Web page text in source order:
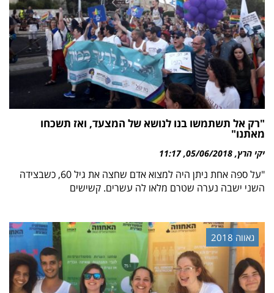
"רק אל תשתמשו בנו לנושא של המצעד, ואז תשכחו
מאתנו"
יקי הרץ 05/06/2018
11:17
"על ספה אחת ניתן היה למצוא אדם שחצה את גיל 60, כשבצידה
השני ישבה נערה שטרם מלאו לה עשרים. קשישים
גאווה 2018